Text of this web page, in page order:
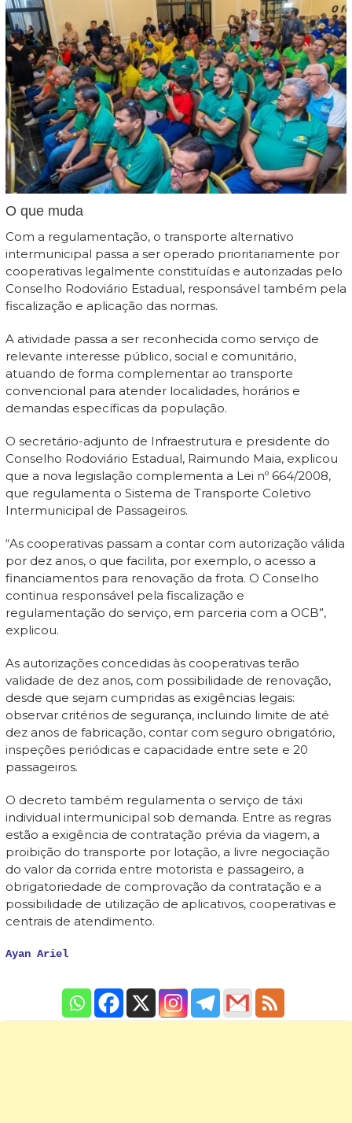
O que muda
Com a regulamentação, o transporte alternativo
intermunicipal passa a ser operado prioritariamente por
cooperativas legalmente constituídas e autorizadas pelo
Conselho Rodoviário Estadual, responsável também pela
fiscalização e aplicação das normas.
A atividade passa a ser reconhecida como serviço de
relevante interesse público, social e comunitário,
atuando de forma complementar ao transporte
convencional para atender localidades, horários e
demandas específicas da população.
O secretário-adjunto de Infraestrutura e presidente do
Conselho Rodoviário Estadual, Raimundo Maia, explicou
que a nova legislação complementa a Lei nº 664/2008,
que regulamenta o Sistema de Transporte Coletivo
Intermunicipal de Passageiros.
“As cooperativas passam a contar com autorização válida
por dez anos, o que facilita, por exemplo, o acesso a
financiamentos para renovação da frota. O Conselho
continua responsável pela fiscalização e
regulamentação do serviço, em parceria com a OCB”,
explicou.
As autorizações concedidas às cooperativas terão
validade de dez anos, com possibilidade de renovação,
desde que sejam cumpridas as exigências legais:
observar critérios de segurança, incluindo limite de até
dez anos de fabricação, contar com seguro obrigatório,
inspeções periódicas e capacidade entre sete e 20
passageiros.
O decreto também regulamenta o serviço de táxi
individual intermunicipal sob demanda. Entre as regras
estão a exigência de contratação prévia da viagem, a
proibição do transporte por lotação, a livre negociação
do valor da corrida entre motorista e passageiro, a
obrigatoriedade de comprovação da contratação e a
possibilidade de utilização de aplicativos, cooperativas e
centrais de atendimento.
Ayan Ariel